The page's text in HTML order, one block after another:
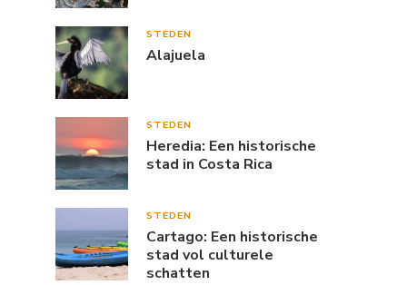
STEDEN
Alajuela
STEDEN
Heredia: Een historische
stad in Costa Rica
STEDEN
Cartago: Een historische
stad vol culturele
schatten